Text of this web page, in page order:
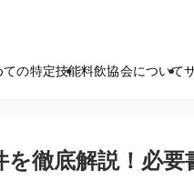
ての特定技能料飲協会について
を徹底解説！必